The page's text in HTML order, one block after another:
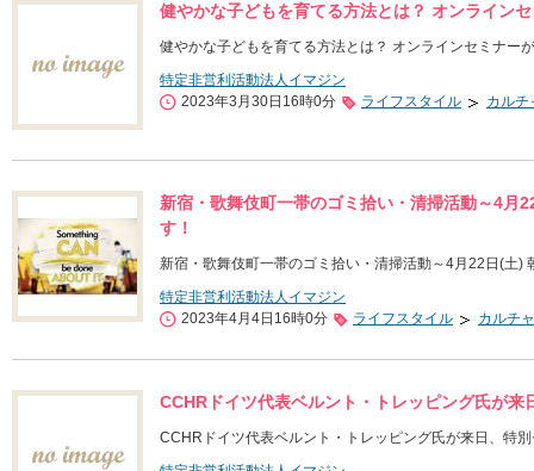
健やかな子どもを育てる方法とは？ オンライン
健やかな子どもを育てる方法とは？ オンラインセミナー
特定非営利活動法人イマジン
2023年3月30日16時0分
ライフスタイル カルチ
新宿・歌舞伎町一帯のゴミ拾い・清掃活動～4月
す！
新宿・歌舞伎町一帯のゴミ拾い・清掃活動～4月22日(土)
特定非営利活動法人イマジン
2023年4月4日16時0分
ライフスタイル カルチ
CCHRドイツ代表ベルント・トレッピング氏が
CCHRドイツ代表ベルント・トレッピング氏が来日、特